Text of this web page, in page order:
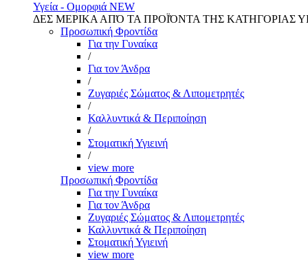
Υγεία - Ομορφιά NEW
ΔΕΣ ΜΕΡΙΚΑ ΑΠΌ ΤΑ ΠΡΟΪΌΝΤΑ ΤΗΣ ΚΑΤΗΓΟΡΙΑΣ
Προσωπική Φροντίδα
Για την Γυναίκα
/
Για τον Άνδρα
/
Ζυγαριές Σώματος & Λιπομετρητές
/
Καλλυντικά & Περιποίηση
/
Στοματική Υγιεινή
/
view more
Προσωπική Φροντίδα
Για την Γυναίκα
Για τον Άνδρα
Ζυγαριές Σώματος & Λιπομετρητές
Καλλυντικά & Περιποίηση
Στοματική Υγιεινή
view more